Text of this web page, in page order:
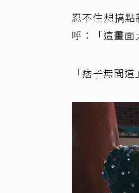
忍不住想搞
呼：「這畫面
「痞子無間